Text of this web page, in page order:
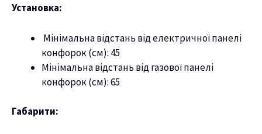
Установка:
Мінімальна відстань від електричної панелі
конфорок (см): 45
Мінімальна відстань від газової панелі
конфорок (см): 65
Габарити: